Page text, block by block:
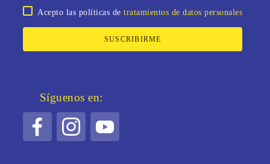
Acepto las políticas detratamientos de datos personales
SUSCRIBIRME
Síguenos en: